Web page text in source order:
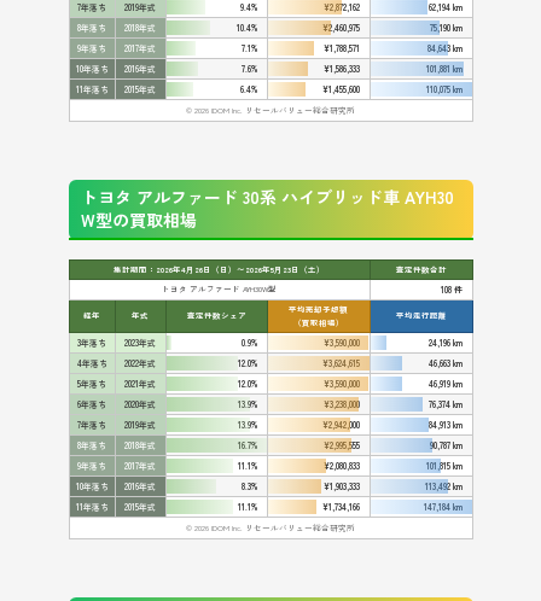
7年落ち
2019年式 9.4% ¥2,872,162
62,194 km
8年落ち
2018年式 10.4% ¥2,460,975
75,190 km
9年落ち
2017年式 7.1% ¥1,788,571
84,643 km
10年落ち
2016年式 7.6% ¥1,586,333
101,881 km
11年落ち
2015年式 6.4% ¥1,455,600
110,075 km
© 2026 IDOM Inc. リセールバリュー総合研究所
トヨタ アルファード 30系 ハイブリッド車 AYH30
W型の買取相場
集計期間：2026年4月26日（日）〜2026年5月23日（土）
査定件数合計
トヨタ アルファード AYH30W型
108 件
経年 年式 査定件数シェア
平均売却予想額
（買取相場）
平均走行距離
3年落ち 2023年式 0.9% ¥3,590,000
24,196 km
4年落ち
2022年式 12.0% ¥3,624,615
46,663 km
5年落ち
2021年式 12.0% ¥3,590,000
46,919 km
6年落ち
2020年式 13.9% ¥3,238,000
76,374 km
7年落ち
2019年式 13.9% ¥2,942,000
84,913 km
8年落ち
2018年式 16.7% ¥2,995,555
90,787 km
9年落ち
2017年式 11.1% ¥2,080,833
101,815 km
10年落ち
2016年式 8.3% ¥1,903,333
113,492 km
11年落ち
2015年式 11.1% ¥1,734,166
147,184 km
© 2026 IDOM Inc. リセールバリュー総合研究所